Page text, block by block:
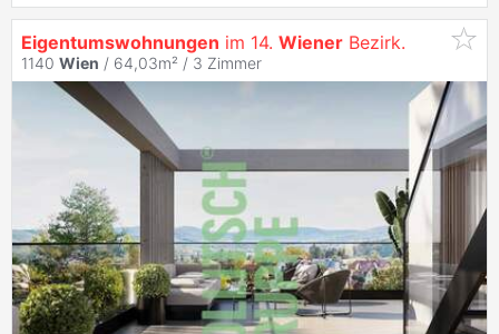
Eigentumswohnungen im 14. Wiener Bezirk.
1140 Wien / 64,03m² / 3 Zimmer